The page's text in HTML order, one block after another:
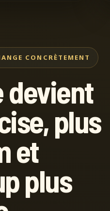
CONCRÈTEMENT
devient
plus
et
plus